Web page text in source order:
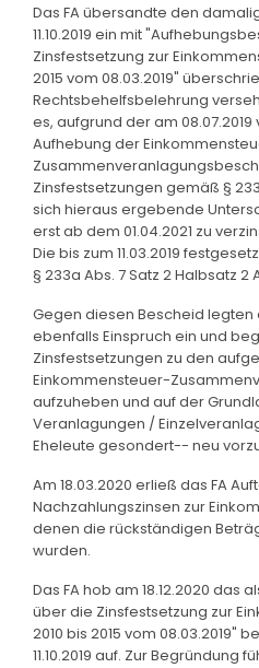
Das FA übersandte den
11.10.2019 ein mit
Zinsfestsetzung zur
2015 vom 08.03.2019"
Rechtsbehelfsbelehrung
es, aufgrund der am
Aufhebung der
Zinsfestsetzungen gemäß §
sich hieraus ergebende
erst ab dem 01.04.2021 zu
Die bis zum 11.03.2019
§ 233a Abs. 7 Satz 2 Halbsatz
Gegen diesen Bescheid
ebenfalls Einspruch ein und
Zinsfestsetzungen zu den
Einkommensteuer-
aufzuheben und auf der
Veranlagungen /
Eheleute gesondert-- neu
Am 18.03.2020 erließ das FA
Nachzahlungszinsen zur
denen die rückständigen
wurden.
Das FA hob am 18.12.2020 das
über die Zinsfestsetzung zur
2010 bis 2015 vom 08.03.2019"
11.10.2019 auf. Zur Begründung